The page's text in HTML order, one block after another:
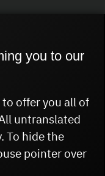
you to our
offer you all of
untranslated
To hide the
pointer over